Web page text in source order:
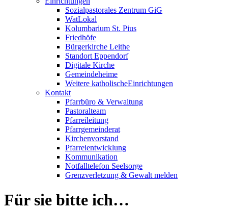
Sozialpastorales Zentrum GiG
WatLokal
Kolumbarium St. Pius
Friedhöfe
Bürgerkirche Leithe
Standort Eppendorf
Digitale Kirche
Gemeindeheime
Weitere katholische­­Einrichtungen
Kontakt
Pfarrbüro & Verwaltung
Pastoralteam
Pfarreileitung
Pfarrgemeinderat
Kirchenvorstand
Pfarreientwicklung
Kommunikation
Notfalltelefon Seelsorge
Grenzverletzung & Gewalt melden
Für sie bitte ich…